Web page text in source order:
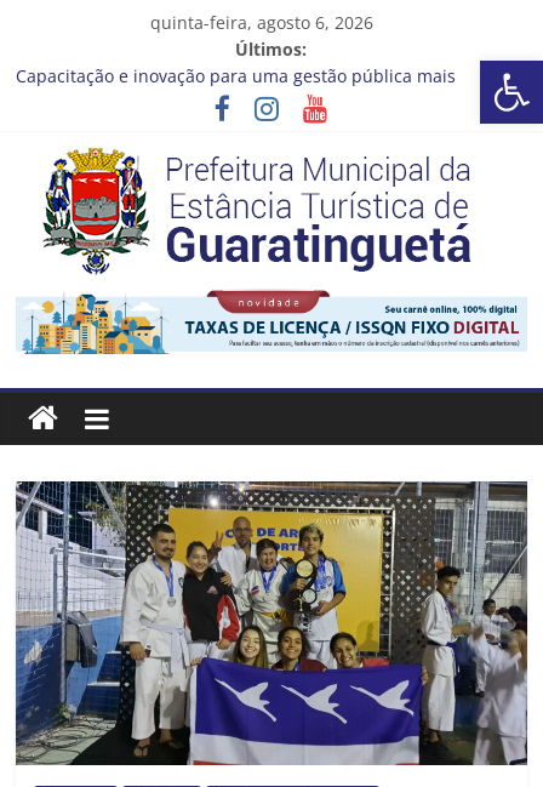
Barra de Ferramentas Aberta
quinta-feira, agosto 6, 2026
Últimos:
Capacitação e inovação para uma gestão pública mais
Seu próximo emprego pode estar mais perto do que você
imagina
Novo curso no Qualifica Guará
Prefeitura de Guaratinguetá divulga novo cronograma dos
editais da PNAB
Guaratinguetá realizará ação de vacinação contra a Febre
Amarela na região da Rocinha
Prefeitura
Estância
Turística
Guaratinguetá
Prefeitura
Estância
Turística
Guaratinguetá